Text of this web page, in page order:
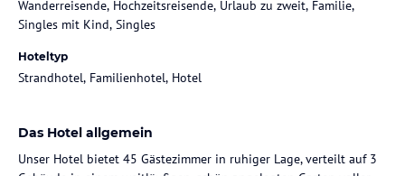
Wanderreisende, Hochzeitsreisende, Urlaub zu zweit, Familie,
Singles mit Kind, Singles
Hoteltyp
Strandhotel, Familienhotel, Hotel
Das Hotel allgemein
Unser Hotel bietet 45 Gästezimmer in ruhiger Lage, verteilt auf 3